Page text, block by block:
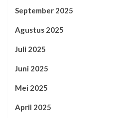
September 2025
Agustus 2025
Juli 2025
Juni 2025
Mei 2025
April 2025